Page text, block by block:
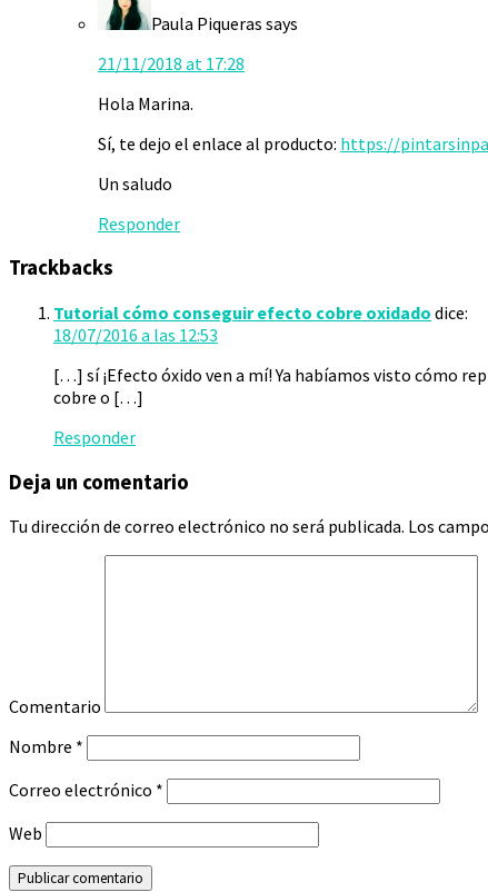
Paula Piqueras says
21/11/2018 at 17:28
Hola Marina.
Sí, te dejo el enlace al producto: https://
Un saludo
Responder
Trackbacks
Tutorial cómo conseguir efecto cobre oxidado dice:
18/07/2016 a las 12:53
[…] sí ¡Efecto óxido ven a mí! Ya habíamos visto cómo
cobre o […]
Responder
Deja un comentario
Tu dirección de correo electrónico no será publicada. Los
Comentario
Nombre *
Correo electrónico *
Web